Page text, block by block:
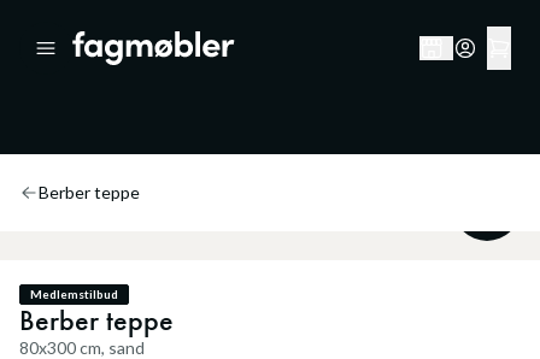
Berber teppe
Medlemstilbud
Berber teppe
80x300 cm, sand